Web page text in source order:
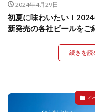
2024年4月29日
初夏に味わいたい！
新発売の各社ビールをご
続きを読
イ
餃子と食べたい
米
衛生管理